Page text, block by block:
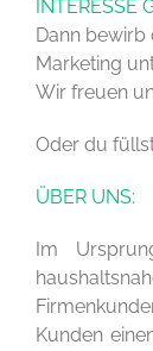
INTERESSE
Dann
Marketing
Wir freuen
Oder du
ÜBER UNS:
Im
Kunden